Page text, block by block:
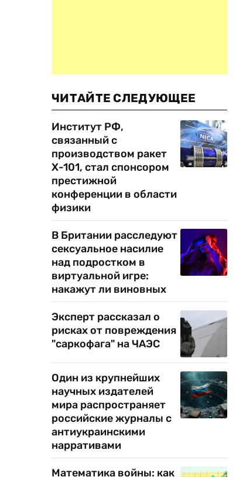
ЧИТАЙТЕ СЛЕДУЮЩЕЕ
Институт РФ,
связанный с
производством ракет
Х-101, стал спонсором
престижной
конференции в области
физики
В Британии расследуют
сексуальное насилие
над подростком в
виртуальной игре:
накажут ли виновных
Эксперт рассказал о
рисках от повреждения
"саркофага" на ЧАЭС
Один из крупнейших
научных издателей
мира распространяет
российские журналы с
антиукраинскими
нарративами
Математика войны: как